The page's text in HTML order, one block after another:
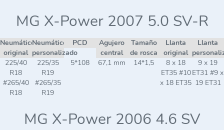
MG X-Power 2007 5.0 SV-R
Neumático
original
Neumático
personalizado
PCD
Agujero
central
Tamaño
de rosca
Llanta
original
Llanta
225/40
R18
#265/40
R18
225/35
R19
#265/35
R19
5*108 67,1 mm 14*1,5
8 x 18
ET35 #10
x 18 ET35
9 x 19
ET31 #9 x
19 ET31
MG X-Power 2006 4.6 SV